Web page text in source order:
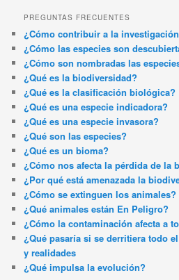
PREGUNTAS FRECUENTES
¿Cómo contribuir a la
¿Cómo las especies son
¿Cómo son nombradas las
¿Qué es la biodiversidad?
¿Qué es la clasificación biológica?
¿Qué es una especie indicadora?
¿Qué es una especie invasora?
¿Qué son las especies?
¿Qué es un bioma?
¿Cómo nos afecta la pérdida de la
¿Por qué está amenazada la
¿Cómo se extinguen los animales?
¿Qué animales están En Peligro?
¿Cómo la contaminación afecta a
¿Qué pasaría si se derritiera todo
y realidades
¿Qué impulsa la evolución?